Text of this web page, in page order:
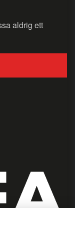
aldrig ett